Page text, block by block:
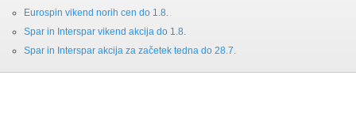
Eurospin vikend norih cen do 1.8.
Spar in Interspar vikend akcija do 1.8.
Spar in Interspar akcija za začetek tedna do 28.7.